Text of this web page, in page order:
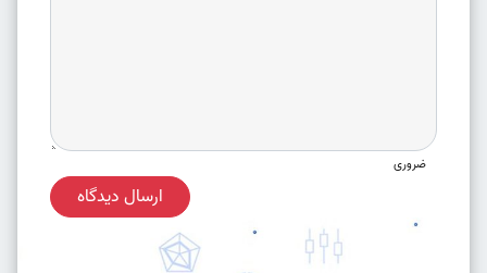
ضروری
ارسال دیدگاه